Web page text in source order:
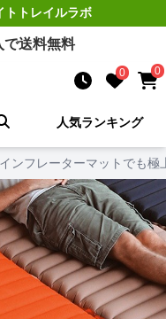
ト トレイルラボ
で送料無料
0 0
人気ランキング
ンフレーターマットでも